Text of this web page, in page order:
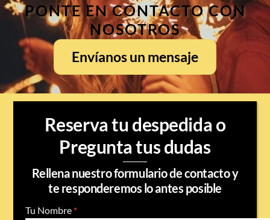
PONTE EN CONTACTO CON
NOSOTROS
Envíanos un mensaje
Reserva tu despedida o
Pregunta tus dudas
Rellena nuestro formulario de contacto y
te responderemos lo antes posible
Tu Nombre *